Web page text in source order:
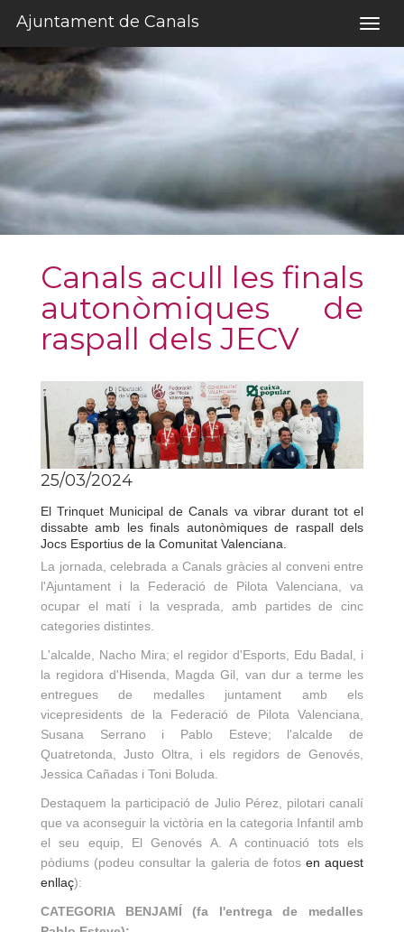
Ajuntament de Canals
Canals acull les finals
autonòmiques de
raspall dels JECV
25/03/2024
El Trinquet Municipal de Canals va vibrar durant tot el
dissabte amb les finals autonòmiques de raspall dels
Jocs Esportius de la Comunitat Valenciana.
La jornada, celebrada a Canals gràcies al conveni entre
l'Ajuntament i la Federació de Pilota Valenciana, va
ocupar el matí i la vesprada, amb partides de cinc
categories distintes.
L'alcalde, Nacho Mira; el regidor d'Esports, Edu Badal, i
la regidora d'Hisenda, Magda Gil, van dur a terme les
entregues de medalles juntament amb els
vicepresidents de la Federació de Pilota Valenciana,
Susana Serrano i Pablo Esteve; l'alcalde de
Quatretonda, Justo Oltra, i els regidors de Genovés,
Jessica Cañadas i Toni Boluda.
Destaquem la participació de Julio Pérez, pilotari canalí
que va aconseguir la victòria en la categoria Infantil amb
el seu equip, El Genovés A. A continuació tots els
pòdiums (podeu consultar la galeria de fotos en aquest
enllaç):
CATEGORIA BENJAMÍ (fa l'entrega de medalles